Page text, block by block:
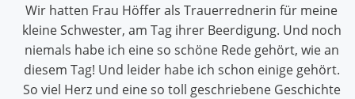
Wir hatten Frau Höffer als Trauerrednerin für meine
kleine Schwester, am Tag ihrer Beerdigung. Und noch
niemals habe ich eine so schöne Rede gehört, wie an
diesem Tag! Und leider habe ich schon einige gehört.
So viel Herz und eine so toll geschriebene Geschichte